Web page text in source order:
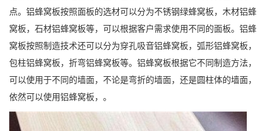
点。铝蜂窝板按照面板的选材可以分为不锈钢绿蜂窝板，木材铝蜂
窝板，石材铝蜂窝板等，可以根据客户需求使用不同的面板。铝蜂
窝板按照制造技术还可以分为穿孔吸音铝蜂窝板，弧形铝蜂窝板，
包柱铝蜂窝板，折弯铝蜂窝板等。铝蜂窝板根据它不同制造方法，
可以使用于不同的墙面，不论是弯折的墙面，还是圆柱体的墙面，
依然可以使用铝蜂窝板，。